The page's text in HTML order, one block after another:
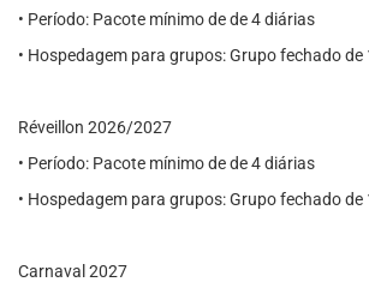
• Período: Pacote mínimo de de 4 diárias
• Hospedagem para grupos: Grupo fechado de
Réveillon 2026/2027
• Período: Pacote mínimo de de 4 diárias
• Hospedagem para grupos: Grupo fechado de
Carnaval 2027